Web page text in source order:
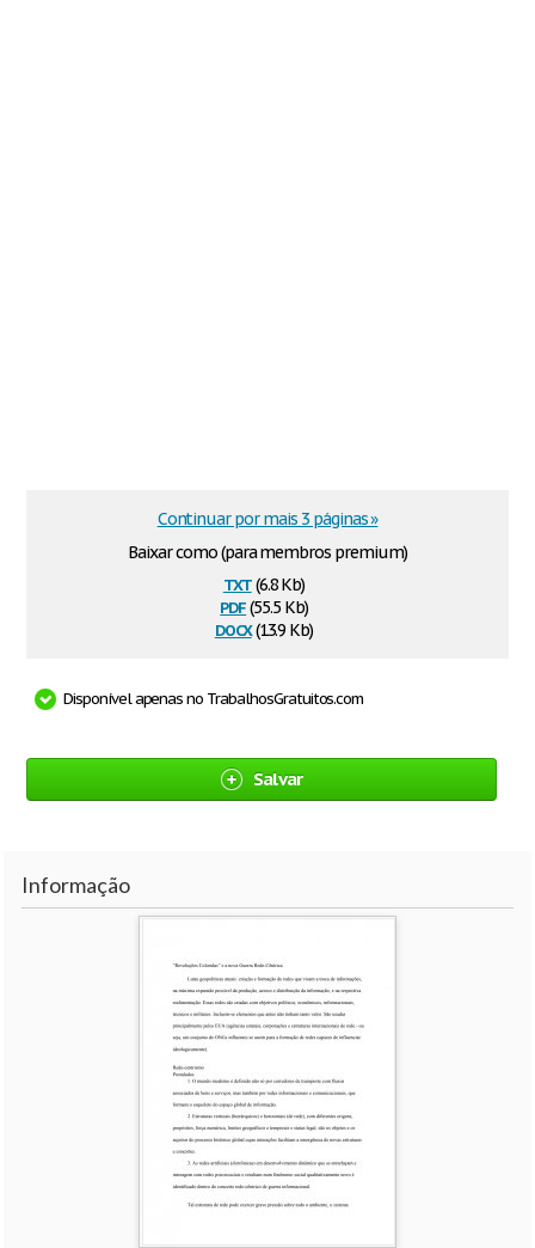
Baixar como (para membros premium)
txt(6.8 Kb)
pdf(55.5 Kb)
docx(13.9 Kb)
Continuar por mais 3 páginas »
Disponível apenas no TrabalhosGratuitos.com
Salvar
Informação